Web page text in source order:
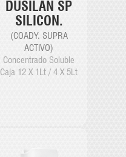
DUSILAN SP
SILICON.
(COADY. SUPRA
ACTIVO)
Concentrado Soluble
Caja 12 X 1Lt / 4 X 5Lt